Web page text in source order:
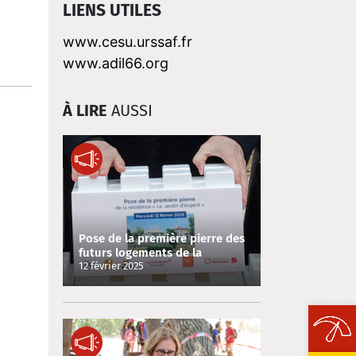
LIENS UTILES
www.cesu.urssaf.fr
www.adil66.org
À LIRE AUSSI
Pose de la première pierre des
futurs logements de la
Résidence « Le Jardin
d’Argent »
12 février 2025